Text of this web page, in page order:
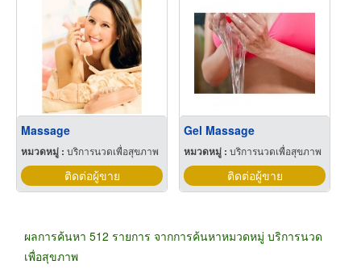
Massage
หมวดหมู่ : บริการนวดเพื่อสุขภาพ
ติดต่อผู้ขาย
Gel Massage
หมวดหมู่ :บริการนวดเพื่อสุขภาพ
ติดต่อผู้ขาย
ผลการค้นหา 512 รายการ จากการค้นหาหมวดหมู่ บริการนวด
เพื่อสุขภาพ